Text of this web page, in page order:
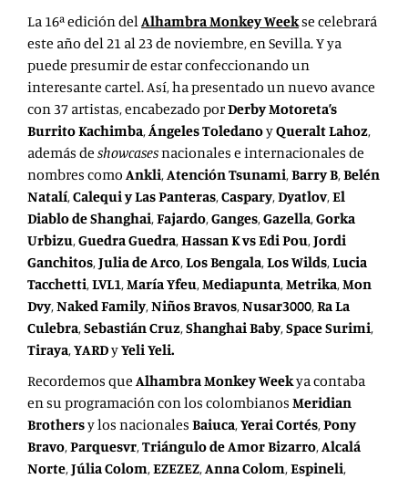
La 16ª edición delAlhambra Monkey Weekse celebrará
este año del 21 al 23 de noviembre, en Sevilla. Y ya
puede presumir de estar confeccionando un
interesante cartel. Así, ha presentado un nuevo avance
con 37 artistas, encabezado porDerby Motoreta’s
Burrito Kachimba,Ángeles ToledanoyQueralt Lahoz,
además de showcasesnacionales e internacionales de
nombres comoAnkli,Atención Tsunami,Barry B,Belén
Natalí,Calequi y Las Panteras,Caspary,Dyatlov,El
Diablo de Shanghai,Fajardo,Ganges,Gazella,Gorka
Urbizu,Guedra Guedra,Hassan KvsEdi Pou,Jordi
Ganchitos,Julia de Arco,Los Bengala,Los Wilds,Lucia
Tacchetti,LVL1,María Yfeu,Mediapunta,Metrika,Mon
Dvy,Naked Family,Niños Bravos,Nusar3000,Ra La
Culebra,Sebastián Cruz,Shanghai Baby,Space Surimi,
Tiraya,YARDyYeli Yeli.
Recordemos que Alhambra Monkey Weekya contaba
en su programación con los colombianos Meridian
Brothersy los nacionales Baiuca,Yerai Cortés,Pony
Bravo,Parquesvr,Triángulo de Amor Bizarro,Alcalá
Norte,Júlia Colom,EZEZEZ,Anna Colom,Espineli,